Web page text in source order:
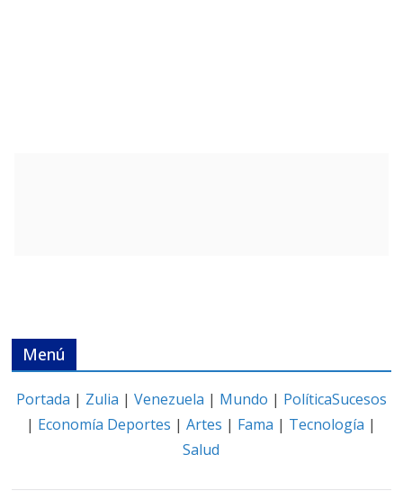
Menú
Portada | Zulia | Venezuela | Mundo | PolíticaSucesos
| Economía Deportes |Artes | Fama | Tecnología |
Salud